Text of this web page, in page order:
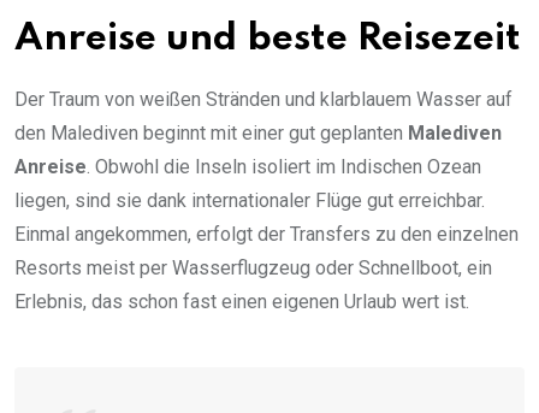
Anreise und beste Reisezeit
Der Traum von weißen Stränden und klarblauem Wasser auf
den Malediven beginnt mit einer gut geplanten Malediven
Anreise. Obwohl die Inseln isoliert im Indischen Ozean
liegen, sind sie dank internationaler Flüge gut erreichbar.
Einmal angekommen, erfolgt der Transfers zu den einzelnen
Resorts meist per Wasserflugzeug oder Schnellboot, ein
Erlebnis, das schon fast einen eigenen Urlaub wert ist.